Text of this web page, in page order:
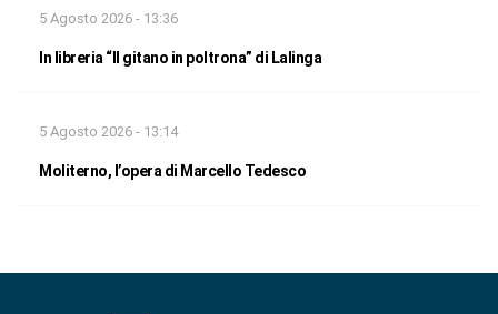
5 Agosto 2026 - 13:36
In libreria “Il gitano in poltrona” di Lalinga
5 Agosto 2026 - 13:14
Moliterno, l’opera di Marcello Tedesco